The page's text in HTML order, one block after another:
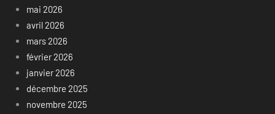
mai 2026
avril 2026
mars 2026
février 2026
janvier 2026
décembre 2025
novembre 2025